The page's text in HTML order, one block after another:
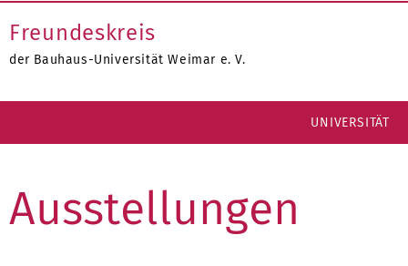
Freundeskreis
der Bauhaus-Universität Weimar e. V.
UNIVERSITÄT
Ausstellungen